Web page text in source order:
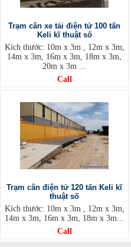
Trạm cân xe tải điện tử 100 tấn
Keli kĩ thuật số
Kích thước: 10m x 3m , 12m x 3m,
14m x 3m, 16m x 3m, 18m x 3m,
20m x 3m ...
Call
Trạm cân điện tử 120 tấn Keli kĩ
thuật số
Kích thước: 10m x 3m , 12m x 3m,
14m x 3m, 16m x 3m, 18m x 3m...
Call